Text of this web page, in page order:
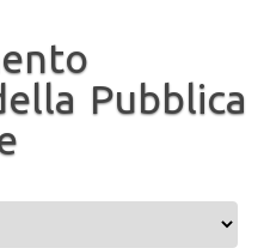
Pubblica